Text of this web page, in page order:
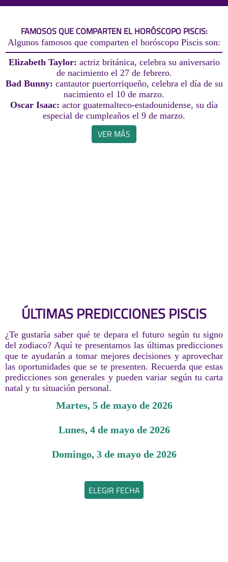
FAMOSOS QUE COMPARTEN EL HORÓSCOPO PISCIS:
Algunos famosos que comparten el horóscopo Piscis son:
Elizabeth Taylor: actriz británica, celebra su aniversario
de nacimiento el 27 de febrero.
Bad Bunny: cantautor puertorriqueño, celebra el día de su
nacimiento el 10 de marzo.
Oscar Isaac: actor guatemalteco-estadounidense, su día
especial de cumpleaños el 9 de marzo.
VER MÁS
ÚLTIMAS PREDICCIONES PISCIS
¿Te gustaría saber qué te depara el futuro según tu signo
del zodiaco? Aquí te presentamos las últimas predicciones
que te ayudarán a tomar mejores decisiones y aprovechar
las oportunidades que se te presenten. Recuerda que estas
predicciones son generales y pueden variar según tu carta
natal y tu situación personal.
martes, 5 de mayo de 2026
lunes, 4 de mayo de 2026
domingo, 3 de mayo de 2026
ELEGIR FECHA